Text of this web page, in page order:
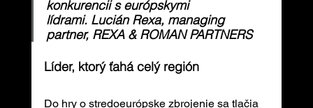
konkurencii s európskymi
lídrami. Lucián Rexa, managing
partner, REXA & ROMAN PARTNERS
Líder, ktorý ťahá celý región
Do hry o stredoeurópske zbrojenie sa tlačia